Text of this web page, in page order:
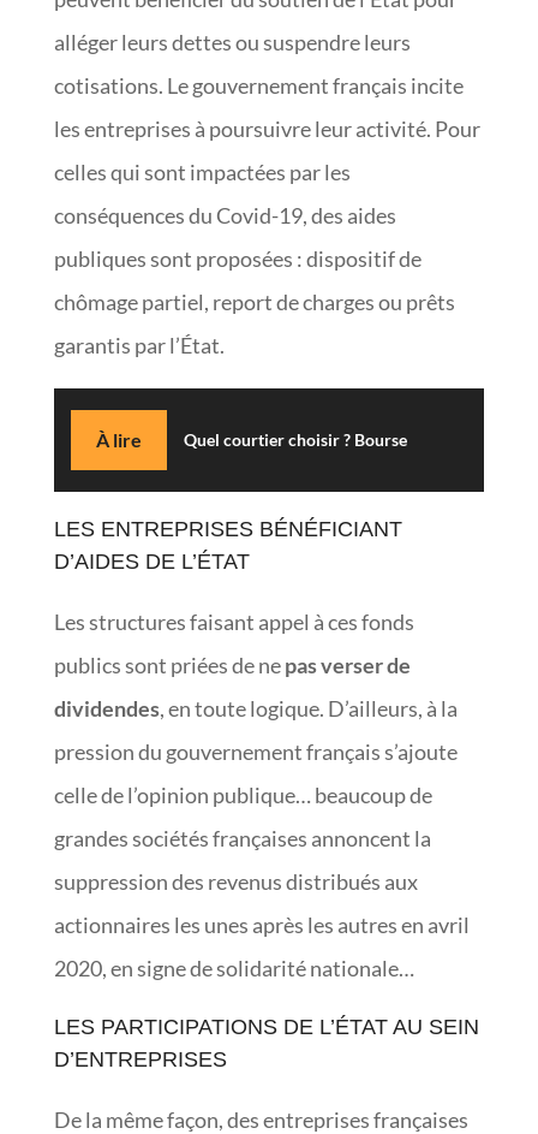
alléger leurs dettes ou suspendre leurs
cotisations. Le gouvernement français incite
les entreprises à poursuivre leur activité. Pour
celles qui sont impactées par les
conséquences du Covid-19, des aides
publiques sont proposées : dispositif de
chômage partiel, report de charges ou prêts
garantis par l’État.
À lire Quel courtier choisir ? Bourse
LES ENTREPRISES BÉNÉFICIANT
D’AIDES DE L’ÉTAT
Les structures faisant appel à ces fonds
publics sont priées de nepas verser de
dividendes, en toute logique. D’ailleurs, à la
pression du gouvernement français s’ajoute
celle de l’opinion publique… beaucoup de
grandes sociétés françaises annoncent la
suppression des revenus distribués aux
actionnaires les unes après les autres en avril
2020, en signe de solidarité nationale…
LES PARTICIPATIONS DE L’ÉTAT AU SEIN
D’ENTREPRISES
De la même façon, des entreprises françaises